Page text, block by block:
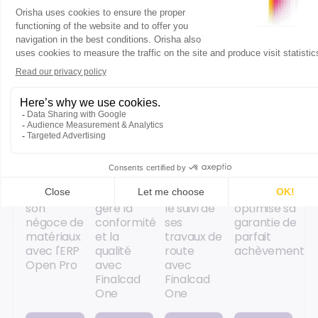
Accéder
contenu
Accéder Accéder Accéder
CAS
modernise
son
négoce de
matériaux
avec l'ERP
Open Pro
CAS
gère la
conformité
et la
qualité
avec
Finalcad
One
optimise
le suivi de
ses
travaux de
route
avec
Finalcad
One
optimise sa
garantie de
parfait
achèvement